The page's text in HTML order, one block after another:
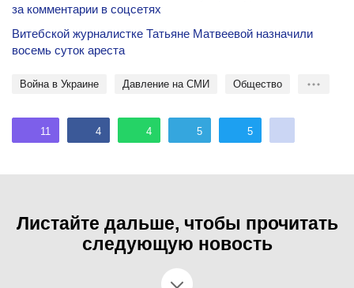
за комментарии в соцсетях
Витебской журналистке Татьяне Матвеевой назначили
восемь суток ареста
Война в Украине Давление на СМИ общество
11 4 4 5 5
Листайте дальше, чтобы прочитать
следующую новость